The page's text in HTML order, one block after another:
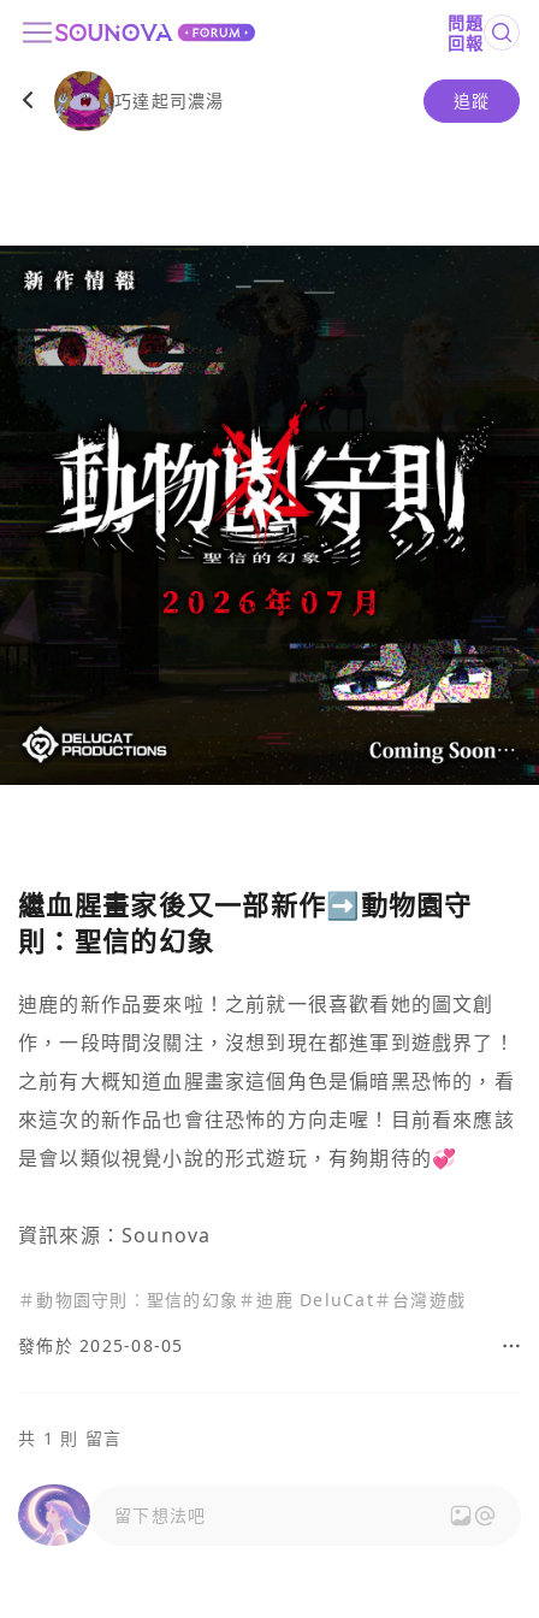
問題
回報
巧達起司濃湯 追蹤
繼血腥畫家後又一部新作➡️動物園守
則：聖信的幻象
迪鹿的新作品要來啦！之前就一很喜歡看她的圖文創
作，一段時間沒關注，沒想到現在都進軍到遊戲界了！
之前有大概知道血腥畫家這個角色是偏暗黑恐怖的，看
來這次的新作品也會往恐怖的方向走喔！目前看來應該
是會以類似視覺小說的形式遊玩，有夠期待的💞
＃動物園守則︰聖信的幻象 ＃迪鹿 DeluCat＃ 台灣遊戲
發佈於 2025-08-05
共 1 則 留言
留下想法吧